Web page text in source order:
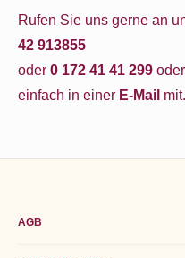
Rufen Sie uns gerne an
42 913855
oder 0 172 41 41 299
einfach in einer E-Mail mit.
AGB